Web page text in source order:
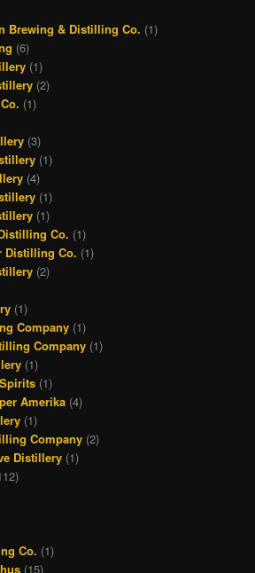
e
r
e
t
Brewing & Distilling Co. (1)
(6)
(1)
(2)
(1)
(3)
(1)
(4)
(1)
(1)
Co. (1)
Distilling Co. (1)
(2)
(1)
Company(1)
Company(1)
(1)
(1)
Amerika(4)
(1)
Company(2)
Distillery(1)
Co. (1)
(15)